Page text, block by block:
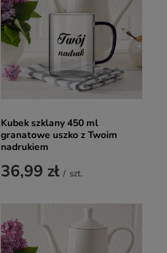
Kubek szklany 450 ml
granatowe uszko z Twoim
nadrukiem
36,99 zł / szt.